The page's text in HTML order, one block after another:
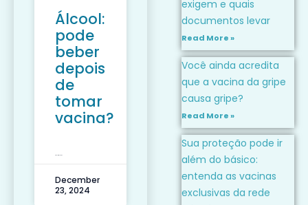
Álcool:
pode
beber
depois
de
tomar
vacina?
December
23, 2024
exigem e quais
documentos levar
Read More »
Você ainda acredita
que a vacina da gripe
causa gripe?
Read More »
Sua proteção pode ir
além do básico:
entenda as vacinas
exclusivas da rede